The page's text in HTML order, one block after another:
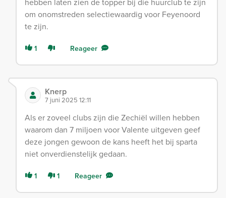
om onomstreden selectiewaardig voor Feyenoord
te zijn.
1 Reageer
Knerp
7 juni 2025 12:11
Als er zoveel clubs zijn die Zechiël willen hebben
waarom dan 7 miljoen voor Valente uitgeven geef
deze jongen gewoon de kans heeft het bij sparta
niet onverdienstelijk gedaan.
1 1 Reageer